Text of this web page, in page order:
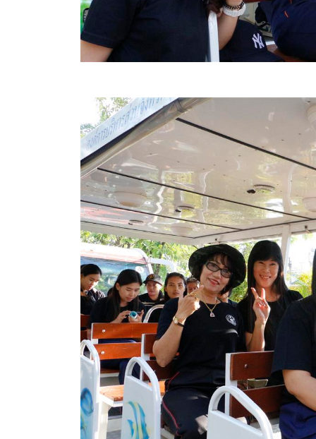
ประกาศขายทอดตลาดทรัพย์สินประจำปี
ประกาศกำหนดอายุการใช้งานของสินทรัพย์ขององ
คู่มือการปฏิบัติงานฝ่ายทะเบียนพัสดุและทรัพย์สิน
การประเมินความพึงพอใจของการดำเนินงาน อบจ.
ขั้นตอนและวิธีการชำระภาษีฯ
แบบฟอร์มการชำระภาษีฯ
การบริการแบบเบ็ดเสร็จ (One Stop Service)
หนังสือสั่งการ
สรุปผลการปฏิบัติงานประจำเดือน GPS
ระเบียบพัสดุฯ การจัดซื้อจัดจ้าง
การเสริมสร้างคุณธรรมจริยธรรม